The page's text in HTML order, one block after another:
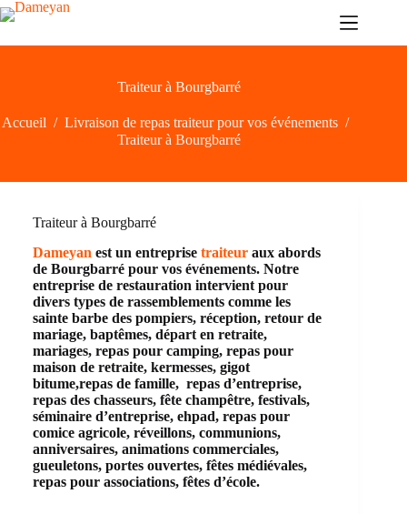
Passer
au
Traiteur à Bourgbarré
Accueil / Livraison de repas traiteur pour vos événements /
Traiteur à Bourgbarré
Traiteur à Bourgbarré
Dameyan est un entreprise traiteur aux abords
de Bourgbarré pour vos événements. Notre
entreprise de restauration intervient pour
divers types de rassemblements comme les
sainte barbe des pompiers, réception, retour de
mariage, baptêmes, départ en retraite,
mariages, repas pour camping, repas pour
maison de retraite, kermesses, gigot
bitume,repas de famille, repas d’entreprise,
repas des chasseurs, fête champêtre, festivals,
séminaire d’entreprise, ehpad, repas pour
comice agricole, réveillons, communions,
anniversaires, animations commerciales,
gueuletons, portes ouvertes, fêtes médiévales,
repas pour associations, fêtes d’école.